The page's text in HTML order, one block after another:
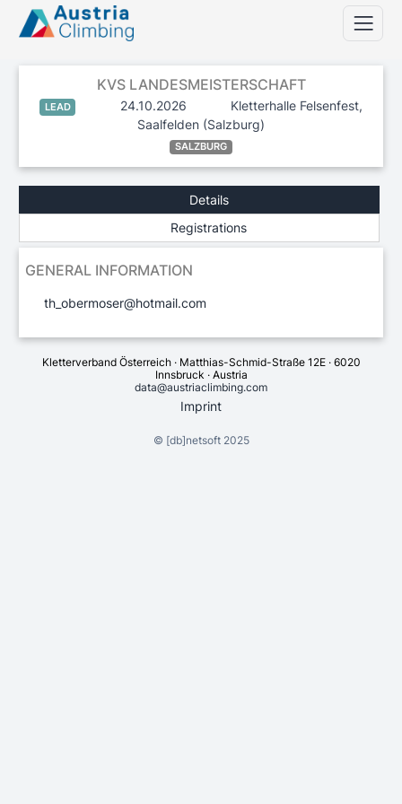
KVS LANDESMEISTERSCHAFT
LEAD 24.10.2026
Kletterhalle Felsenfest,
Saalfelden (Salzburg)
SALZBURG
Details
Registrations
GENERAL INFORMATION
th_obermoser@hotmail.com
Kletterverband Österreich · Matthias-Schmid-Straße 12E · 6020
Innsbruck · Austria
data@austriaclimbing.com
Imprint
© [db]netsoft2025